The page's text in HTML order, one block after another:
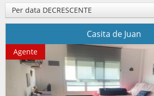
Per data DECRESCENTE
Casita de Juan
Agente